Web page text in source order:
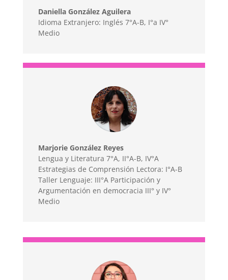
Daniella González Aguilera
Idioma Extranjero: Inglés 7°A-B, I°a IV°
Medio
Marjorie González Reyes
Lengua y Literatura 7°A, II°A-B, IV°A
Estrategias de Comprensión Lectora: I°A-B
Taller Lenguaje: III°A Participación y
Argumentación en democracia III° y IV°
Medio